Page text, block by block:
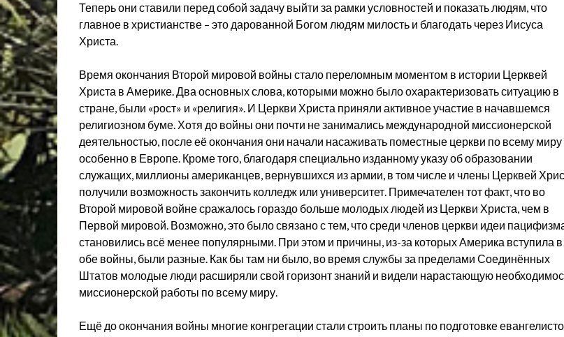
Теперь они ставили перед собой задачу выйти за рамки условностей и показать людям, что
главное в христианстве – это дарованной Богом людям милость и благодать через Иисуса
Христа.
Время окончания Второй мировой войны стало переломным моментом в истории Церквей
Христа в Америке. Два основных слова, которыми можно было охарактеризовать ситуацию в
стране, были «рост» и «религия». И Церкви Христа приняли активное участие в начавшемся
религиозном буме. Хотя до войны они почти не занимались международной миссионерской
деятельностью, после её окончания они начали насаживать поместные церкви по всему миру
особенно в Европе. Кроме того, благодаря специально изданному указу об образовании
служащих, миллионы американцев, вернувшихся из армии, в том числе и члены Церквей
получили возможность закончить колледж или университет. Примечателен тот факт, что во
Второй мировой войне сражалось гораздо больше молодых людей из Церкви Христа, чем в
Первой мировой. Возможно, это было связано с тем, что среди членов церкви идеи
становились всё менее популярными. При этом и причины, из-за которых Америка вступила в
обе войны, были разные. Как бы там ни было, во время службы за пределами Соединённых
Штатов молодые люди расширяли свой горизонт знаний и видели нарастающую
миссионерской работы по всему миру.
Ещё до окончания войны многие конгрегации стали строить планы по подготовке